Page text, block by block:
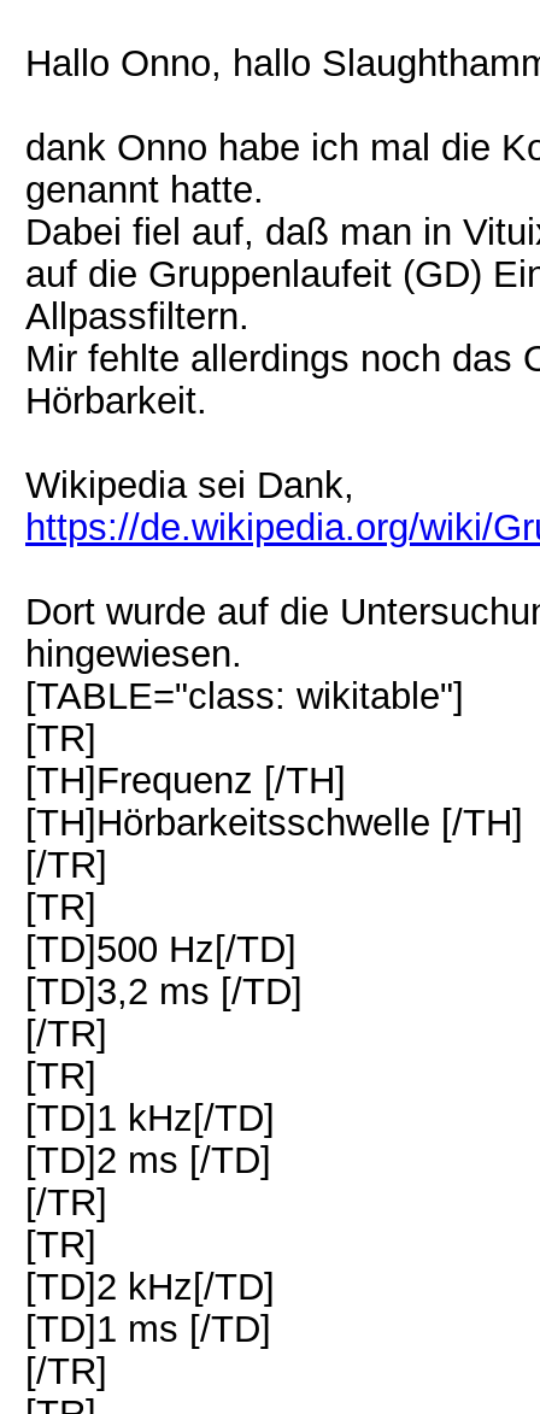
Hallo Onno, hallo
dank Onno habe ich mal die
genannt hatte.
Dabei fiel auf, daß man in
auf die Gruppenlaufeit (GD)
Allpassfiltern.
Mir fehlte allerdings noch das
Hörbarkeit.
Wikipedia sei Dank,
https://de.wikipedia.org/wiki/
Dort wurde auf die
hingewiesen.
[TABLE="class: wikitable"]
[TR]
[TH]Frequenz [/TH]
[TH]Hörbarkeitsschwelle [/TH]
[/TR]
[TR]
[TD]500 Hz[/TD]
[TD]3,2 ms [/TD]
[/TR]
[TR]
[TD]1 kHz[/TD]
[TD]2 ms [/TD]
[/TR]
[TR]
[TD]2 kHz[/TD]
[TD]1 ms [/TD]
[/TR]